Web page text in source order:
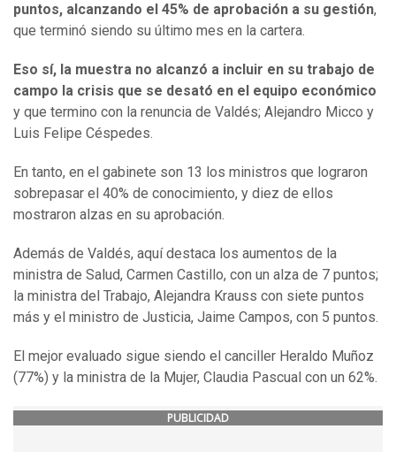
puntos, alcanzando el 45% de aprobación a su gestión,
que terminó siendo su último mes en la cartera.
Eso sí, la muestra no alcanzó a incluir en su trabajo de
campo la crisis que se desató en el equipo económico
y que termino con la renuncia de Valdés; Alejandro Micco y
Luis Felipe Céspedes.
En tanto, en el gabinete son 13 los ministros que lograron
sobrepasar el 40% de conocimiento, y diez de ellos
mostraron alzas en su aprobación.
Además de Valdés, aquí destaca los aumentos de la
ministra de Salud, Carmen Castillo, con un alza de 7 puntos;
la ministra del Trabajo, Alejandra Krauss con siete puntos
más y el ministro de Justicia, Jaime Campos, con 5 puntos.
El mejor evaluado sigue siendo el canciller Heraldo Muñoz
(77%) y la ministra de la Mujer, Claudia Pascual con un 62%.
PUBLICIDAD